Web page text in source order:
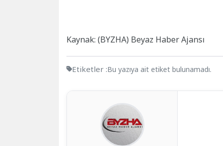
Kaynak: (BYZHA) Beyaz Haber Ajansı
Etiketler :Bu yazıya ait etiket bulunamadı.